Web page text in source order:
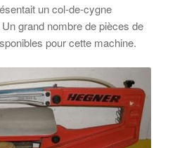
un col-de-cygne
grand nombre de pièces de
pour cette machine.